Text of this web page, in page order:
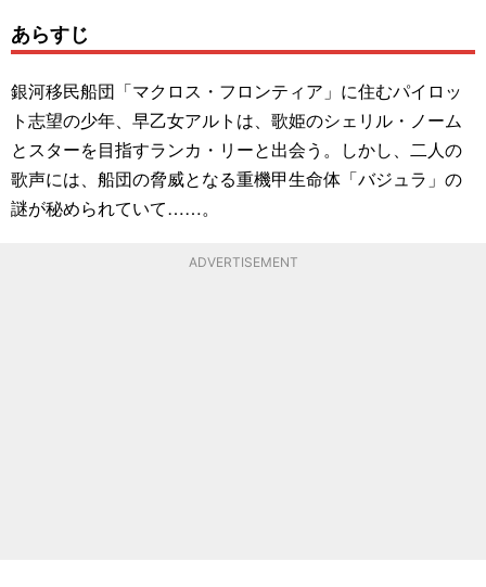
あらすじ
銀河移民船団「マクロス・フロンティア」に住むパイロッ
ト志望の少年、早乙女アルトは、歌姫のシェリル・ノーム
とスターを目指すランカ・リーと出会う。しかし、二人の
歌声には、船団の脅威となる重機甲生命体「バジュラ」の
謎が秘められていて……。
ADVERTISEMENT